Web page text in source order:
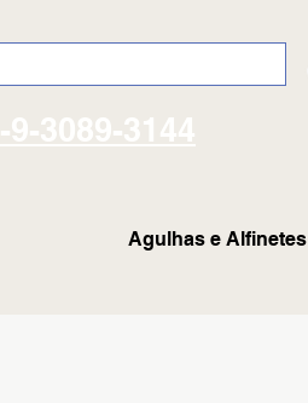
9-3089-3144
Agulhas e Alfinetes